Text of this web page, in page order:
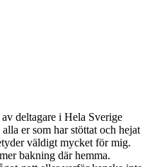
deltagare i Hela Sverige
er som har stöttat och hejat
väldigt mycket för mig.
bakning där hemma.